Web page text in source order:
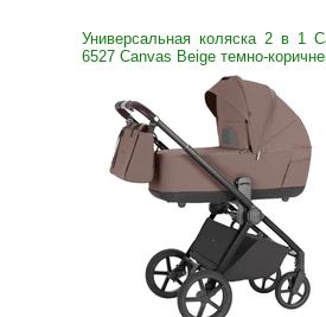
Универсальная коляска 2 в 1
6527 Canvas Beige темно-